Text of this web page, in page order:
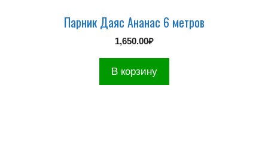
Парник Даяс Ананас 6 метров
1,650.00₽
В корзину